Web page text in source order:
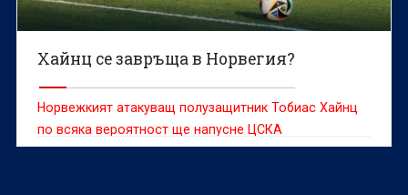
Хайнц се завръща в Норвегия?
Норвежкият атакуващ полузащитник Тобиас Хайнц
по всяка вероятност ще напусне ЦСКА